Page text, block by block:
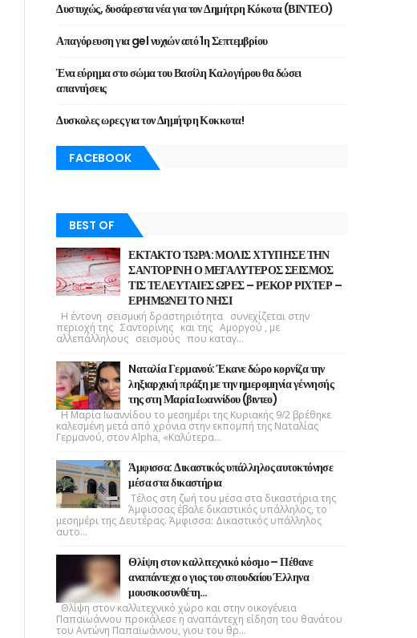
Δυστυχώς, δυσάρεστα νέα για τον Δημήτρη Κόκοτα (ΒΙΝΤΕΟ)
Απαγόρευση για gel νυχιών από 1η Σεπτεμβρίου
Ένα εύρημα στο σώμα του Βασίλη Καλογήρου θα δώσει
απαντήσεις
Δυσκολες ωρες για τον Δημήτρη Κοκκοτα!
FACEBOOK
BEST OF
ΕΚΤΑΚΤΟ ΤΩΡΑ: ΜΟΛΙΣ ΧΤΥΠΗΣΕ ΤΗΝ
ΣΑΝΤΟΡΙΝΗ Ο ΜΕΓΑΛΥΤΕΡΟΣ ΣΕΙΣΜΟΣ
ΤΙΣ ΤΕΛΕΥΤΑΙΕΣ ΩΡΕΣ – ΡΕΚΟΡ ΡΙΧΤΕΡ –
ΕΡΗΜΩΝΕΙ ΤΟ ΝΗΣΙ
Η έντονη σεισμική δραστηριότητα συνεχίζεται στην
περιοχή της Σαντορίνης και της Αμοργού , με
αλλεπάλληλους σεισμούς που καταγ...
Nαταλία Γερμανού: Έκανε δώρο κορνίζα την
ληξιαρχική πράξη με την ημερομηνία γέννησής
της στη Μαρία Ιωαννίδου (βιντεο)
Η Μαρία Ιωαννίδου το μεσημέρι της Κυριακής 9/2 βρέθηκε
καλεσμένη μετά από χρόνια στην εκπομπή της Ναταλίας
Γερμανού, στον Alpha, «Καλύτερα...
Άμφισσα: Δικαστικός υπάλληλος αυτοκτόνησε
μέσα στα δικαστήρια
Τέλος στη ζωή του μέσα στα δικαστήρια της
Άμφισσας έβαλε δικαστικός υπάλληλος, το
μεσημέρι της Δευτέρας. Άμφισσα: Δικαστικός υπάλληλος
αυτο...
Θλίψη στον καλλιτεχνικό κόσμο – Πέθανε
αναπάντεχα ο γιος του σπουδαίου Έλληνα
μουσικοσυνθέτη…
Θλίψη στον καλλιτεχνικό χώρο και στην οικογένεια
Παπαϊωάννου προκάλεσε η αναπάντεχη είδηση του θανάτου
του Αντώνη Παπαϊωάννου, γιου του θρ...